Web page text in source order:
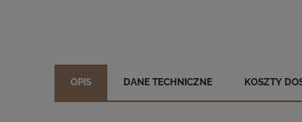
OPIS DANE TECHNICZNE KOSZTY